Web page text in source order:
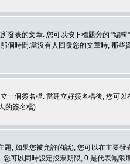
發表的文章. 您可以按下標題旁的 "
個時間.當沒有人回覆您的文章時, 那
一個簽名檔. 當建立好簽名檔後, 您可以
的簽名檔)
, 如果您被允許的話), 您可以在主要
可以同時設定投票期限, 0 是代表無